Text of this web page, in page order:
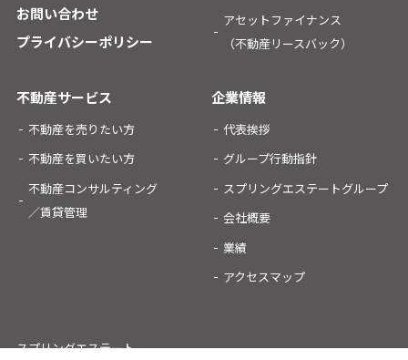
お問い合わせ
プライバシーポリシー
アセットファイナンス
（不動産リースバック）
不動産サービス
不動産を売りたい方
不動産を買いたい方
不動産コンサルティング
／賃貸管理
企業情報
代表挨拶
グループ行動指針
スプリングエステートグループ
会社概要
業績
アクセスマップ
スプリングエステート